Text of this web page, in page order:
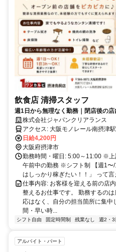
飲食店 清掃スタッフ
週1日から無理なく勤務｜閉店後の
ネイル・ピアス自由
株式会社ジャパンクリアランス
アクセス: 大阪モノレール南摂津駅 徒歩21分 【周辺情報】 近隣に
は、マクドナルド 摂津鳥飼店さん
摂津店さん、業務スーパー
鳥飼本町店さん、 関西特殊清掃
ん、（株）近畿クリーンサービス
があります。
日給4,200円
大阪府摂津市
勤務時間・曜日: 5:00～11:00 ※
午前中の勤務 ※シフト制 【週1〜
はしっかり稼ぎたい！！」 って言
仕事内容: お客様を迎える前の店
整えるお仕事です。 勤務するの
応はなく、自分の担当箇所に集
間・早い時...
シフト自由 固定時間制 残業なし 週2・3
アルバイト・パート